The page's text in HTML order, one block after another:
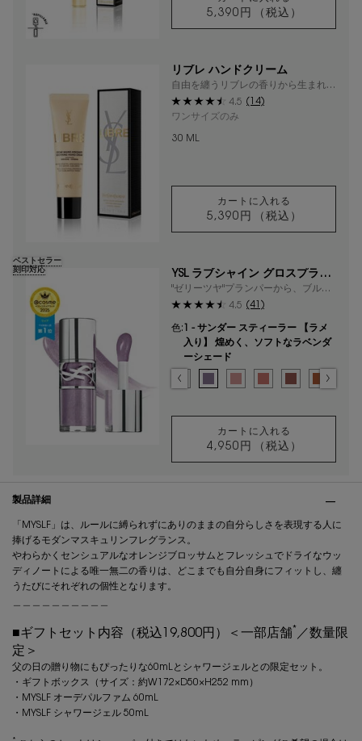
5,390円
（税込）
リブレ オーデパル
リブレ ハンドクリーム
自由を纏うリブレの香りから生まれた
フレッシュでみずみずしいハンドクリ
ーム
4.5 (14)
ワンサイズのみ
30 ML
カートに入れる
5,390円
（税込）
リブレ ハンドクリ
YSL ラブシャイン グロスプラン
パー
"ゼリーツヤ"プランパーから、ブルー
ラメ入り色が限定登場
ベストセラー
刻印対応
4.5 (41)
色: 1 - サンダー スティーラー 【ラメ
入り】 煌めく、ソフトなラベンダ
ーシェード
{1} の場合
選択済み
44 - ヌード ラヴァリエール - フレンチモードな
選択済み
0 - クリスタル ダスト 【ラメ入り】 澄ん
1 - サンダー スティーラー 【ラメ
2 - ラッキー ムーンストーン
3 - メロウ マロウ - ふ
4 - ハニー ピュ
選択済み
5 - カリ
カートに入れる
4,950円
（税込）
YSL ラブシャイン
製品詳細
「MYSLF」は、ルールに縛られずにありのままの自分らしさを表現する人に
捧げるモダンマスキュリンフレグランス。
やわらかくセンシュアルなオレンジブロッサムとフレッシュでドライなウッ
ディノートによる唯一無二の香りは、どこまでも自分自身にフィットし、纏
うたびにそれぞれの個性となります。
■ギフトセット内容（税込19,800円）＜一部店舗* ／数量限
定＞
父の日の贈り物にもぴったりな60mLとシャワージェルとの限定セット。
・ギフトボックス（サイズ：約W172×D50×H252 mm）
・MYSLF オーデパルファム 60mL
・MYSLF シャワージェル 50mL